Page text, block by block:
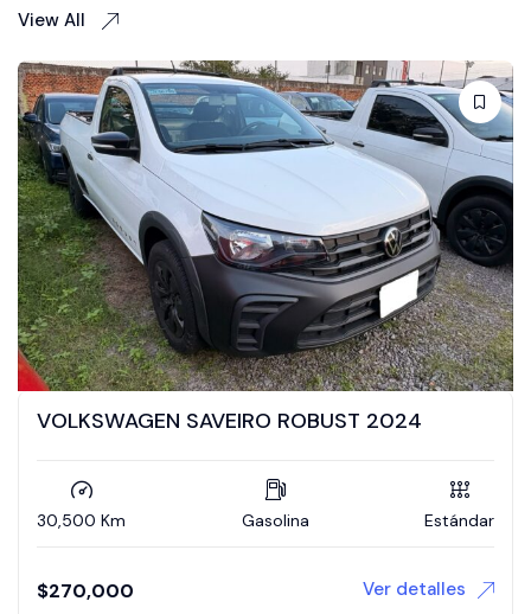
View All
VOLKSWAGEN SAVEIRO ROBUST 2024
30,500 Km Gasolina Estándar
270,000 Ver detalles